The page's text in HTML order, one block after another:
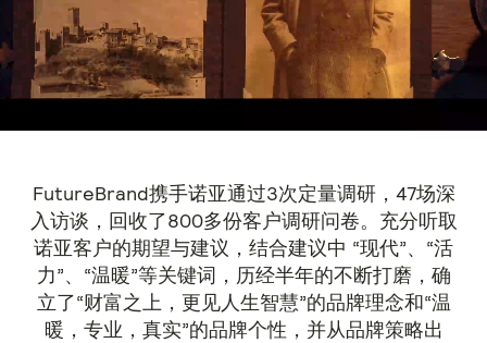
FutureBrand携手诺亚通过3次定量调研，47场深
入访谈，回收了800多份客户调研问卷。充分听取
诺亚客户的期望与建议，结合建议中 “现代”、“活
力”、“温暖”等关键词，历经半年的不断打磨，确
立了“财富之上，更见人生智慧”的品牌理念和“温
暖，专业，真实”的品牌个性，并从品牌策略出